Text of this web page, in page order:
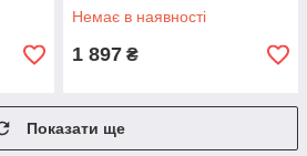
Немає в наявності
1 897 ₴
Показати ще